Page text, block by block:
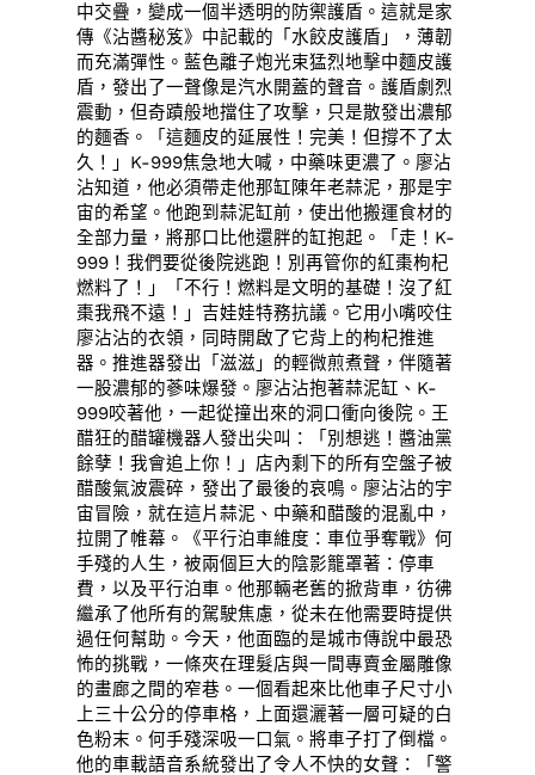
中交疊，變成一個半透明的防禦護盾。這就是家
傳《沾醬秘笈》中記載的「水餃皮護盾」，薄韌
而充滿彈性。藍色離子炮光束猛烈地擊中麵皮護
盾，發出了一聲像是汽水開蓋的聲音。護盾劇烈
震動，但奇蹟般地擋住了攻擊，只是散發出濃郁
的麵香。「這麵皮的延展性！完美！但撐不了太
久！」K-999焦急地大喊，中藥味更濃了。廖沾
沾知道，他必須帶走他那缸陳年老蒜泥，那是宇
宙的希望。他跑到蒜泥缸前，使出他搬運食材的
全部力量，將那口比他還胖的缸抱起。「走！K-
999！我們要從後院逃跑！別再管你的紅棗枸杞
燃料了！」「不行！燃料是文明的基礎！沒了紅
棗我飛不遠！」吉娃娃特務抗議。它用小嘴咬住
廖沾沾的衣領，同時開啟了它背上的枸杞推進
器。推進器發出「滋滋」的輕微煎煮聲，伴隨著
一股濃郁的蔘味爆發。廖沾沾抱著蒜泥缸、K-
999咬著他，一起從撞出來的洞口衝向後院。王
醋狂的醋罐機器人發出尖叫：「別想逃！醬油黨
餘孽！我會追上你！」店內剩下的所有空盤子被
醋酸氣波震碎，發出了最後的哀鳴。廖沾沾的宇
宙冒險，就在這片蒜泥、中藥和醋酸的混亂中，
拉開了帷幕。《平行泊車維度：車位爭奪戰》何
手殘的人生，被兩個巨大的陰影籠罩著：停車
費，以及平行泊車。他那輛老舊的掀背車，彷彿
繼承了他所有的駕駛焦慮，從未在他需要時提供
過任何幫助。今天，他面臨的是城市傳說中最恐
怖的挑戰，一條夾在理髮店與一間專賣金屬雕像
的畫廊之間的窄巷。一個看起來比他車子尺寸小
上三十公分的停車格，上面還灑著一層可疑的白
色粉末。何手殘深吸一口氣。將車子打了倒檔。
他的車載語音系統發出了令人不快的女聲：「警